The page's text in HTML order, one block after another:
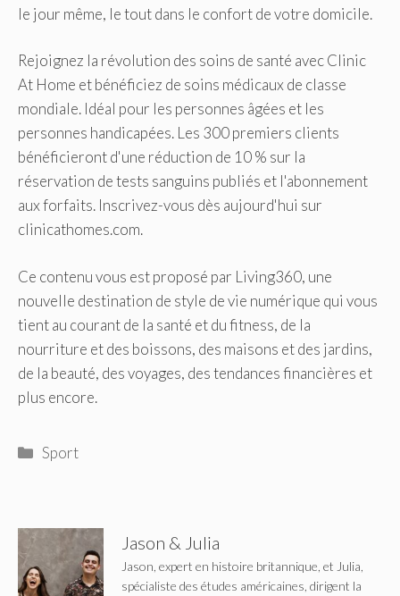
le jour même, le tout dans le confort de votre domicile.
Rejoignez la révolution des soins de santé avec Clinic
At Home et bénéficiez de soins médicaux de classe
mondiale. Idéal pour les personnes âgées et les
personnes handicapées. Les 300 premiers clients
bénéficieront d'une réduction de 10 % sur la
réservation de tests sanguins publiés et l'abonnement
aux forfaits. Inscrivez-vous dès aujourd'hui sur
clinicathomes.com.
Ce contenu vous est proposé par Living360, une
nouvelle destination de style de vie numérique qui vous
tient au courant de la santé et du fitness, de la
nourriture et des boissons, des maisons et des jardins,
de la beauté, des voyages, des tendances financières et
plus encore.
Catégories
Sport
Jason & Julia
Jason, expert en histoire britannique, et Julia,
spécialiste des études américaines, dirigent la